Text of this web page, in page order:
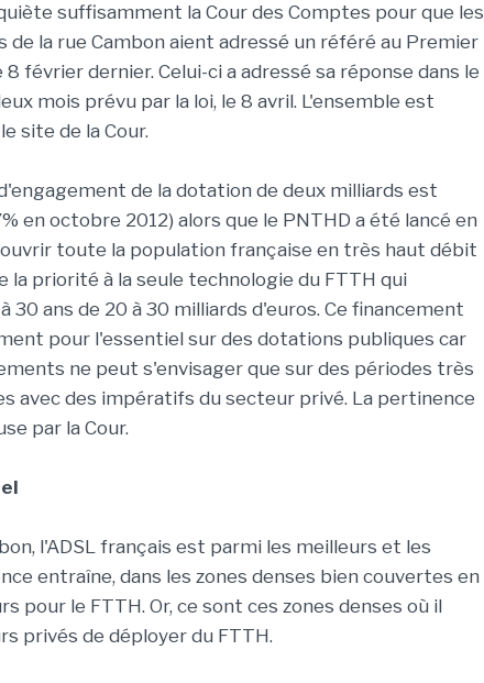
suffisamment la Cour des Comptes pour que les
de la rue Cambon aient adressé un référé au Premier
février dernier. Celui-ci a adressé sa réponse dans le
mois prévu par la loi, le 8 avril. L'ensemble est
site de la Cour.
de la dotation de deux milliards est
en octobre 2012) alors que le PNTHD a été lancé en
toute la population française en très haut débit
la priorité à la seule technologie du FTTH qui
ans de 20 à 30 milliards d'euros. Ce financement
pour l'essentiel sur des dotations publiques car
ne peut s'envisager que sur des périodes très
avec des impératifs du secteur privé. La pertinence
par la Cour.
l'ADSL français est parmi les meilleurs et les
entraîne, dans les zones denses bien couvertes en
pour le FTTH. Or, ce sont ces zones denses où il
privés de déployer du FTTH.